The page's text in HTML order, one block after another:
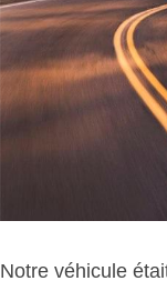
Notre véhicule